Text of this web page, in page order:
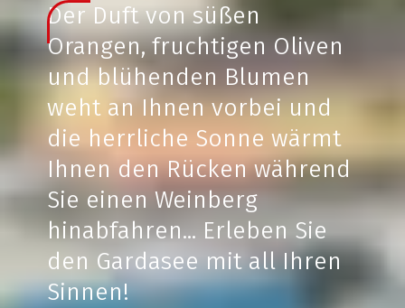
Der Duft von süßen
Orangen, fruchtigen Oliven
und blühenden Blumen
weht an Ihnen vorbei und
die herrliche Sonne wärmt
Ihnen den Rücken während
Sie einen Weinberg
hinabfahren... Erleben Sie
den Gardasee mit all Ihren
Sinnen!